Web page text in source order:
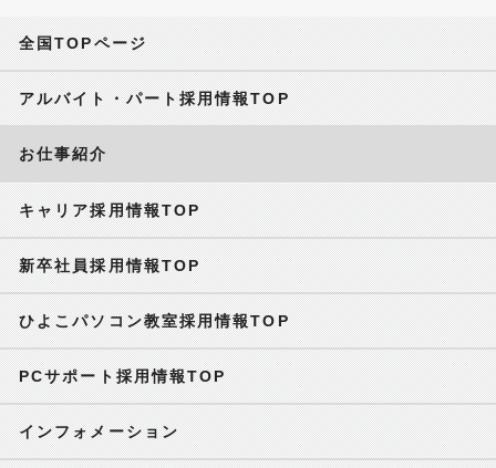
全国TOPページ
アルバイト・パート採用情報TOP
お仕事紹介
キャリア採用情報TOP
新卒社員採用情報TOP
ひよこパソコン教室採用情報TOP
PCサポート採用情報TOP
インフォメーション